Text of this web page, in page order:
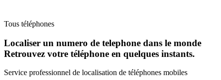
Tous téléphones
Localiser un numero de telephone dans le monde
Retrouvez votre téléphone en quelques instants.
Service professionnel de localisation de téléphones mobiles